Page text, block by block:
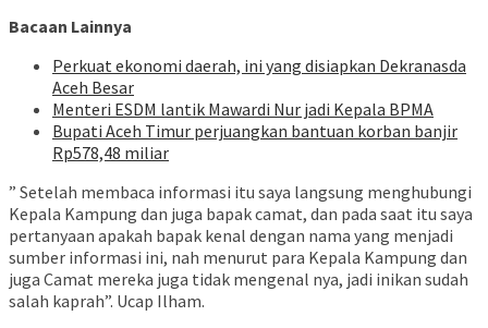
Bacaan Lainnya
Perkuat ekonomi daerah, ini yang disiapkan Dekranasda
Aceh Besar
Menteri ESDM lantik Mawardi Nur jadi Kepala BPMA
Bupati Aceh Timur perjuangkan bantuan korban banjir
Rp578,48 miliar
” Setelah membaca informasi itu saya langsung menghubungi
Kepala Kampung dan juga bapak camat, dan pada saat itu saya
pertanyaan apakah bapak kenal dengan nama yang menjadi
sumber informasi ini, nah menurut para Kepala Kampung dan
juga Camat mereka juga tidak mengenal nya, jadi inikan sudah
salah kaprah”. Ucap Ilham.